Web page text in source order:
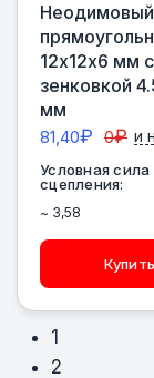
Неодимовый
12х12х6 мм с
зенковкой
мм
81,40₽ 0₽ и
Условная сила
сцепления:
~ 3,58
Купить
1
2